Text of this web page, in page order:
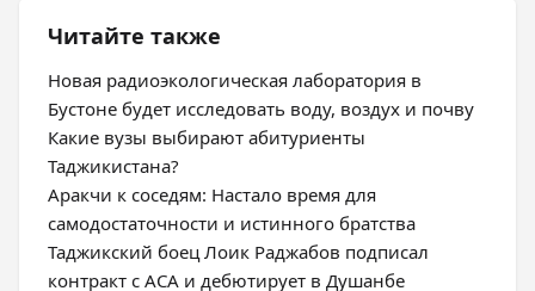
Читайте также
Новая радиоэкологическая лаборатория в
Бустоне будет исследовать воду, воздух и почву
Какие вузы выбирают абитуриенты
Таджикистана?
Аракчи к соседям: Настало время для
самодостаточности и истинного братства
Таджикский боец Лоик Раджабов подписал
контракт с ACA и дебютирует в Душанбе